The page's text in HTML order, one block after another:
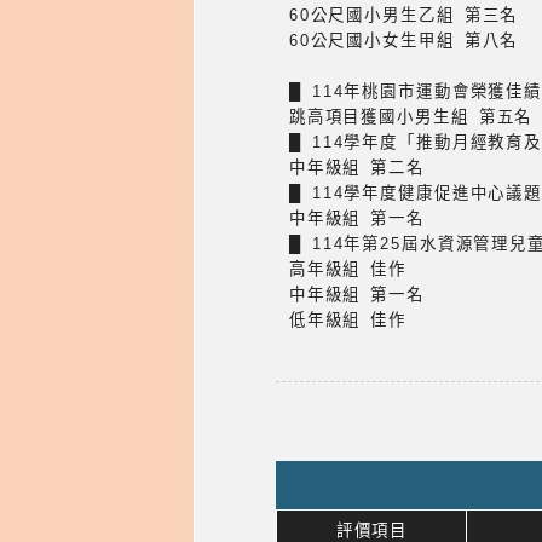
60公尺國小男生乙組 第三名
60公尺國小女生甲組 第八名
█ 114年桃園市運動會榮獲佳績
跳高項目獲國小男生組 第五名
█ 114學年度「推動月經教育
中年級組 第二名
█ 114學年度健康促進中心議
中年級組 第一名
█ 114年第25屆水資源管理兒
高年級組 佳作
中年級組 第一名
低年級組 佳作
評價項目